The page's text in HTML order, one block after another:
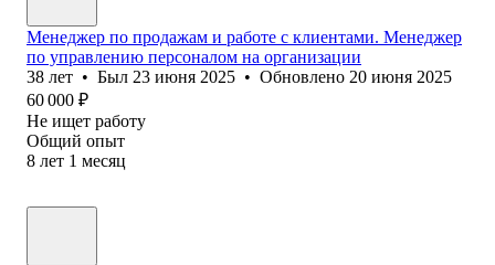
Менеджер по продажам и работе с клиентами. Менеджер
по управлению персоналом на организации
38 лет • Был 23 июня 2025 • Обновлено 20 июня 2025
60 000 ₽
Не ищет работу
Общий опыт
8 лет 1 месяц